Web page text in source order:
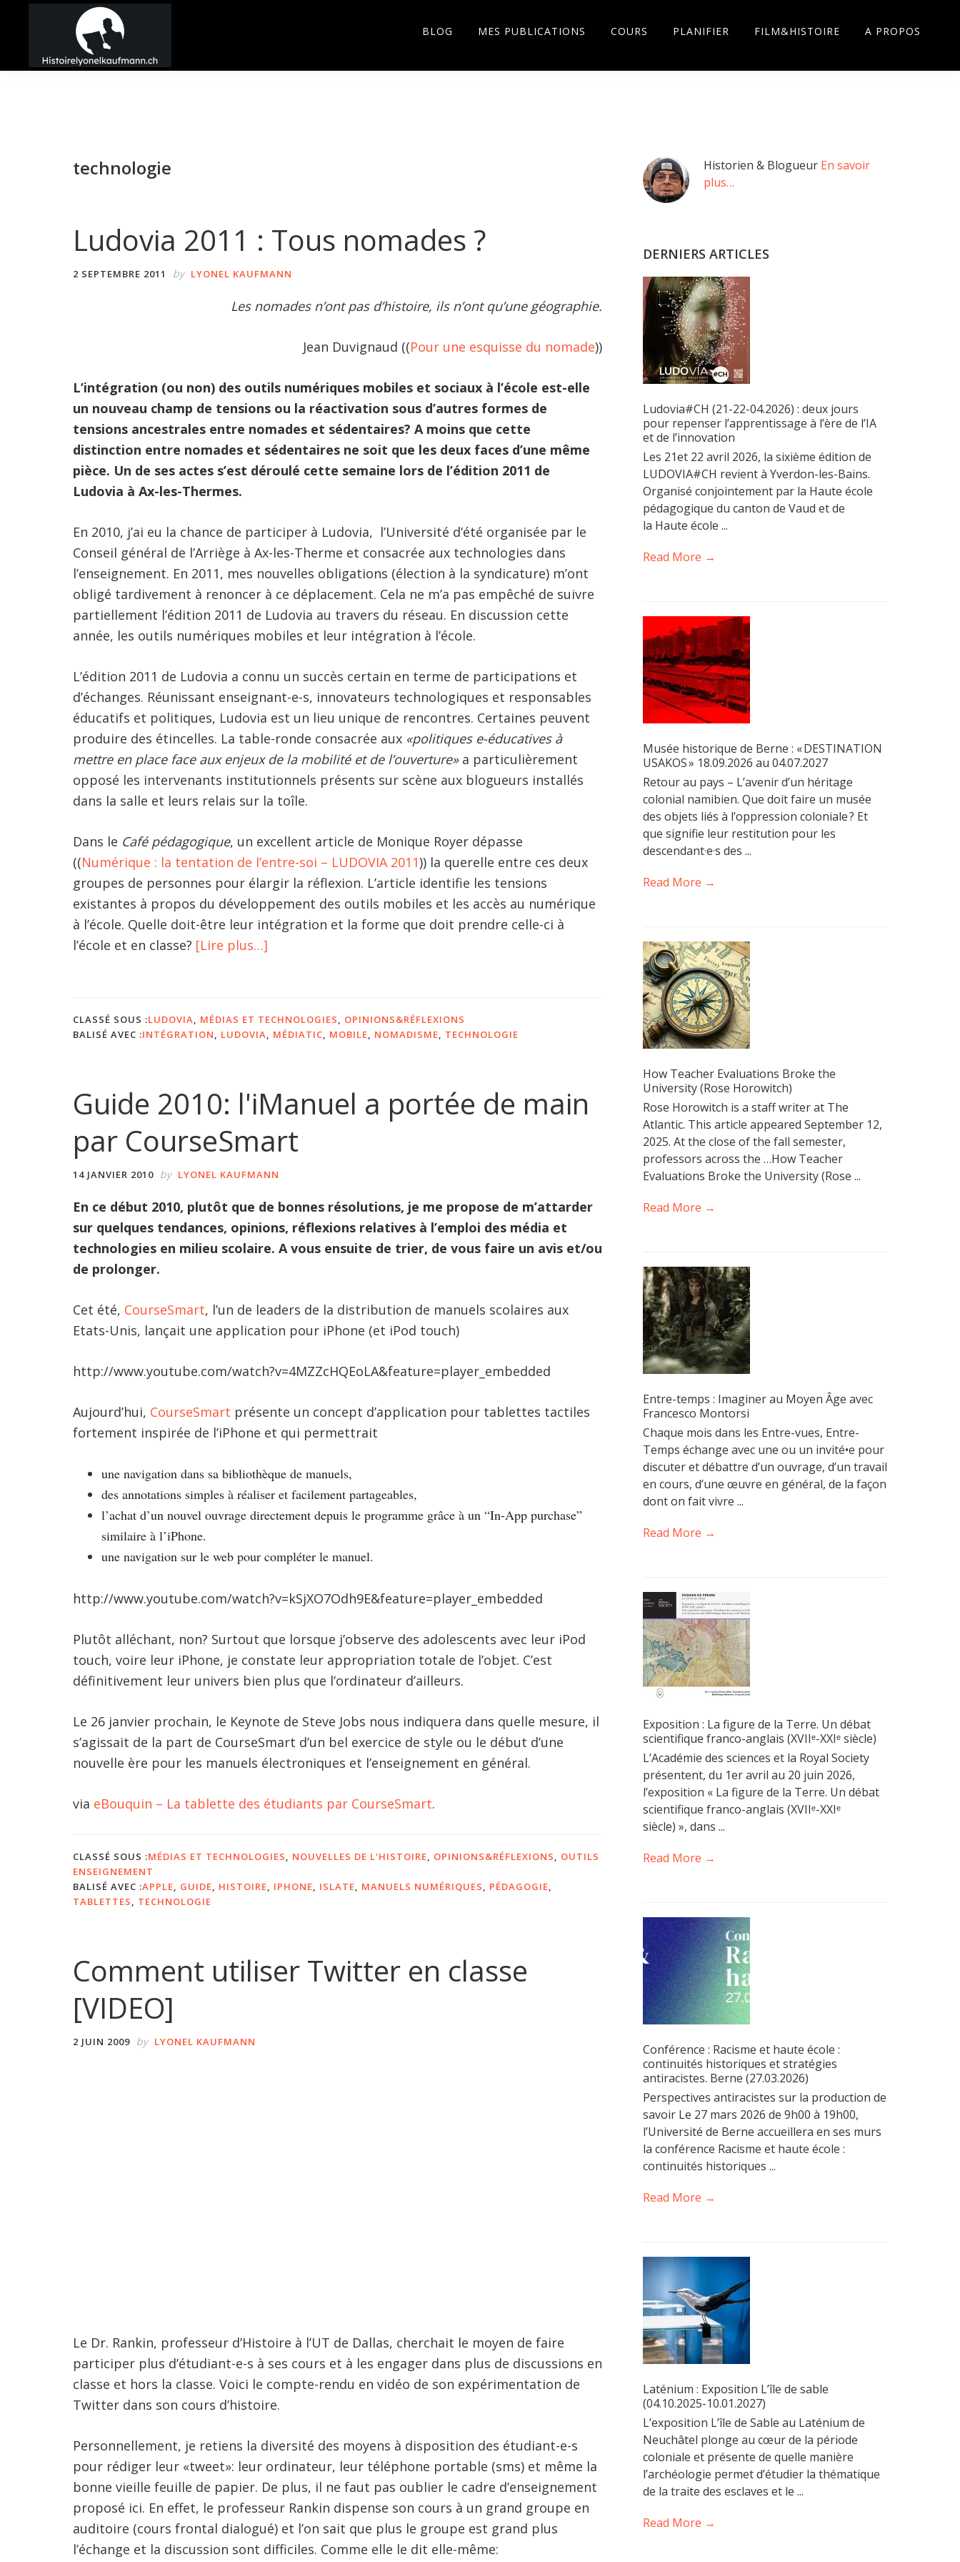
navigation
principal
barreHistoire
BLOG MES PUBLICATIONS COURS PLANIFIER FILM&HISTOIRE A PROPOS
technologie
Ludovia 2011 : Tous nomades ?
2 SEPTEMBRE 2011 by LYONEL KAUFMANN
Les nomades n’ont pas d’histoire, ils n’ont qu’une géographie.
Jean Duvignaud ((Pour une esquisse du nomade))
L’intégration (ou non) des outils numériques mobiles et sociaux à l’école est-elle
un nouveau champ de tensions ou la réactivation sous d’autres formes de
tensions ancestrales entre nomades et sédentaires? A moins que cette
distinction entre nomades et sédentaires ne soit que les deux faces d’une même
pièce. Un de ses actes s’est déroulé cette semaine lors de l’édition 2011 de
Ludovia à Ax-les-Thermes.
En 2010, j’ai eu la chance de participer à Ludovia, l’Université d’été organisée par le
Conseil général de l’Arriège à Ax-les-Therme et consacrée aux technologies dans
l’enseignement. En 2011, mes nouvelles obligations (élection à la syndicature) m’ont
obligé tardivement à renoncer à ce déplacement. Cela ne m’a pas empêché de suivre
partiellement l’édition 2011 de Ludovia au travers du réseau. En discussion cette
année, les outils numériques mobiles et leur intégration à l’école.
L’édition 2011 de Ludovia a connu un succès certain en terme de participations et
d’échanges. Réunissant enseignant-e-s, innovateurs technologiques et responsables
éducatifs et politiques, Ludovia est un lieu unique de rencontres. Certaines peuvent
produire des étincelles. La table-ronde consacrée aux «politiques e-éducatives à
mettre en place face aux enjeux de la mobilité et de l’ouverture»a particulièrement
opposé les intervenants institutionnels présents sur scène aux blogueurs installés
dans la salle et leurs relais sur la toîle.
Dans le Café pédagogique, un excellent article de Monique Royer dépasse
((Numérique : la tentation de l’entre-soi – LUDOVIA 2011)) la querelle entre ces deux
groupes de personnes pour élargir la réflexion. L’article identifie les tensions
existantes à propos du développement des outils mobiles et les accès au numérique
à l’école. Quelle doit-être leur intégration et la forme que doit prendre celle-ci à
l’école et en classe? [Lire plus…]
Tous
CLASSÉ SOUS :LUDOVIA MÉDIAS ET TECHNOLOGIES
OPINIONS&RÉFLEXIONS
BALISÉ AVEC :INTÉGRATION LUDOVIA MÉDIATIC MOBILE NOMADISME TECHNOLOGIE
Guide 2010: l'iManuel a portée de main
par CourseSmart
14 JANVIER 2010 by LYONEL KAUFMANN
En ce début 2010, plutôt que de bonnes résolutions, je me propose de m’attarder
sur quelques tendances, opinions, réflexions relatives à l’emploi des média et
technologies en milieu scolaire. A vous ensuite de trier, de vous faire un avis et/ou
de prolonger.
Cet été, CourseSmart, l’un de leaders de la distribution de manuels scolaires aux
Etats-Unis, lançait une application pour iPhone (et iPod touch)
http://www.youtube.com/watch?v=4MZZcHQEoLA&feature=player_embedded
Aujourd’hui, CourseSmart présente un concept d’application pour tablettes tactiles
fortement inspirée de l’iPhone et qui permettrait
une navigation dans sa bibliothèque de manuels,
des annotations simples à réaliser et facilement partageables,
l’achat d’un nouvel ouvrage directement depuis le programme grâce à un “In-App purchase”
similaire à l’iPhone.
une navigation sur le web pour compléter le manuel.
http://www.youtube.com/watch?v=kSjXO7Odh9E&feature=player_embedded
Plutôt alléchant, non? Surtout que lorsque j’observe des adolescents avec leur iPod
touch, voire leur iPhone, je constate leur appropriation totale de l’objet. C’est
définitivement leur univers bien plus que l’ordinateur d’ailleurs.
Le 26 janvier prochain, le Keynote de Steve Jobs nous indiquera dans quelle mesure, il
s’agissait de la part de CourseSmart d’un bel exercice de style ou le début d’une
nouvelle ère pour les manuels électroniques et l’enseignement en général.
via eBouquin – La tablette des étudiants par CourseSmart.
CLASSÉ SOUS :MÉDIAS ET TECHNOLOGIES NOUVELLES DE L'HISTOIRE OPINIONS&RÉFLEXIONS
OUTILS
ENSEIGNEMENT
BALISÉ AVEC :APPLE GUIDE HISTOIRE IPHONE ISLATE MANUELS NUMÉRIQUES PÉDAGOGIE
TABLETTES
TECHNOLOGIE
Comment utiliser Twitter en classe
[VIDEO]
2 JUIN 2009 by LYONEL KAUFMANN
Le Dr. Rankin, professeur d’Histoire à l’UT de Dallas, cherchait le moyen de faire
participer plus d’étudiant-e-s à ses cours et à les engager dans plus de discussions en
classe et hors la classe. Voici le compte-rendu en vidéo de son expérimentation de
Twitter dans son cours d’histoire.
Personnellement, je retiens la diversité des moyens à disposition des étudiant-e-s
pour rédiger leur «tweet»: leur ordinateur, leur téléphone portable (sms) et même la
bonne vieille feuille de papier. De plus, il ne faut pas oublier le cadre d’enseignement
proposé ici. En effet, le professeur Rankin dispense son cours à un grand groupe en
auditoire (cours frontal dialogué) et l’on sait que plus le groupe est grand plus
l’échange et la discussion sont difficiles. Comme elle le dit elle-même:
Barre
latérale
Historien & Blogueur En savoir
plus…
DERNIERS ARTICLES
Ludovia#CH (21-22-04.2026) : deux jours
pour repenser l’apprentissage à l’ère de l’IA
et de l’innovation
Les 21et 22 avril 2026, la sixième édition de
LUDOVIA#CH revient à Yverdon-les-Bains.
Organisé conjointement par la Haute école
pédagogique du canton de Vaud et de
la Haute école ...
Read More →
Musée historique de Berne : « DESTINATION
USAKOS » 18.09.2026 au 04.07.2027
Retour au pays – L’avenir d’un héritage
colonial namibien. Que doit faire un musée
des objets liés à l’oppression coloniale ? Et
que signifie leur restitution pour les
descendant·e·s des ...
Read More →
How Teacher Evaluations Broke the
University (Rose Horowitch)
Rose Horowitch is a staff writer at The
Atlantic. This article appeared September 12,
2025. At the close of the fall semester,
professors across the …How Teacher
Evaluations Broke the University (Rose ...
Read More →
Entre-temps : Imaginer au Moyen Âge avec
Francesco Montorsi
Chaque mois dans les Entre-vues, Entre-
Temps échange avec une ou un invité•e pour
discuter et débattre d’un ouvrage, d’un travail
en cours, d’une œuvre en général, de la façon
dont on fait vivre ...
Read More →
Exposition : La figure de la Terre. Un débat
scientifique franco-anglais (XVIIᵉ-XXIᵉ siècle)
L’Académie des sciences et la Royal Society
présentent, du 1er avril au 20 juin 2026,
l’exposition « La figure de la Terre. Un débat
scientifique franco-anglais (XVIIᵉ-XXIᵉ
siècle) », dans ...
Read More →
Conférence : Racisme et haute école :
continuités historiques et stratégies
antiracistes. Berne (27.03.2026)
Perspectives antiracistes sur la production de
savoir Le 27 mars 2026 de 9h00 à 19h00,
l’Université de Berne accueillera en ses murs
la conférence Racisme et haute école :
continuités historiques ...
Read More →
Laténium : Exposition L’île de sable
(04.10.2025-10.01.2027)
L’exposition L’île de Sable au Laténium de
Neuchâtel plonge au cœur de la période
coloniale et présente de quelle manière
l’archéologie permet d’étudier la thématique
de la traite des esclaves et le ...
Read More →